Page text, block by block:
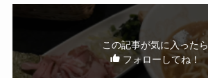
この記事が気に入ったら
フォローしてね！